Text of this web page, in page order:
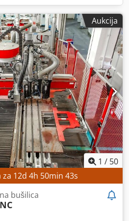
Aukcija
1 / 50
za 12d 4h 50min 41s
bušilica